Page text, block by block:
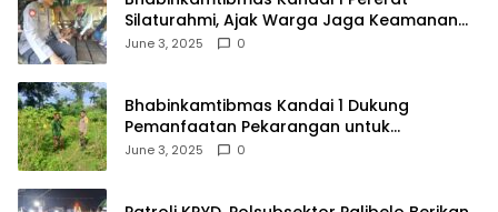
Silaturahmi, Ajak Warga Jaga Keamanan
Lingkungan
June 3, 2025 0
Bhabinkamtibmas Kandai 1 Dukung
Pemanfaatan Pekarangan untuk
Ketahanan Pangan Menuju Indonesia Emas
June 3, 2025 0